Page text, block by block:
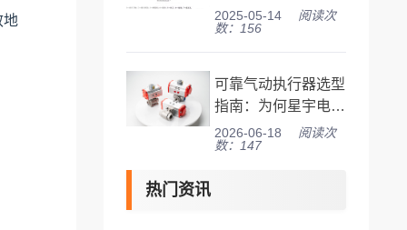
地
应用
2025-05-14
阅读次
数：156
可靠气动执行器选型
指南：为何星宇电子
备受青睐？
2026-06-18
阅读次
数：147
热门资讯